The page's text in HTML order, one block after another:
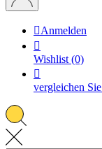
Anmelden

Wishlist (0)

vergleichen Sie